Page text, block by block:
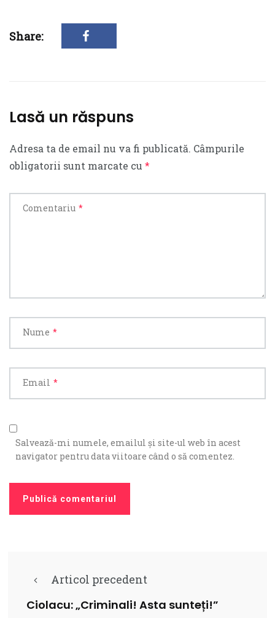
Share:
Lasă un răspuns
Adresa ta de email nu va fi publicată. Câmpurile
obligatorii sunt marcate cu *
Comentariu *
Nume *
Email *
Salvează-mi numele, emailul și site-ul web în acest
navigator pentru data viitoare când o să comentez.
Articol precedent
Ciolacu: „Criminali! Asta sunteți!”